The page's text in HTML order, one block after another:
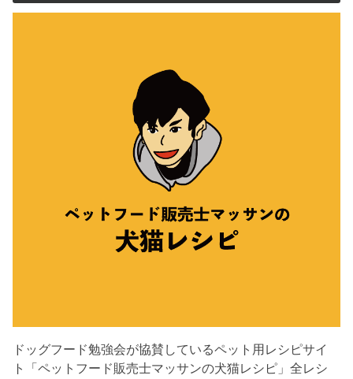
ドッグフード勉強会が協賛しているペット用レシピサイ
ト「ペットフード販売士マッサンの犬猫レシピ」全レシ